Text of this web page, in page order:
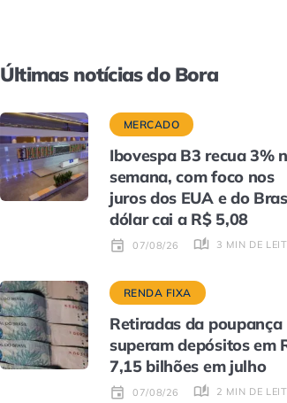
Últimas notícias do Bora
MERCADO
Ibovespa B3 recua 3%
semana, com foco nos
juros dos EUA e do
dólar cai a R$ 5,08
07/08/26 3 MIN DE
RENDA FIXA
Retiradas da poupança
superam depósitos em
7,15 bilhões em julho
07/08/26 2 MIN DE